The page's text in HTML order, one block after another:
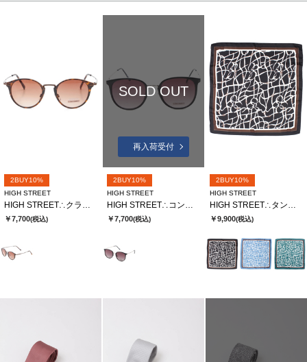
2BUY10%
HIGH STREET
HIGH STREET∴クラシックボストンガタサングラス
￥7,700(税込)
SOLD OUT
再入荷受付
2BUY10%
HIGH STREET
HIGH STREET∴コンビボストンガタサングラス
￥7,700(税込)
2BUY10%
HIGH STREET
HIGH STREET∴タングルラインガラリングツキアスコットタイ
￥9,900(税込)